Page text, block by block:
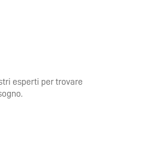
esperti per trovare